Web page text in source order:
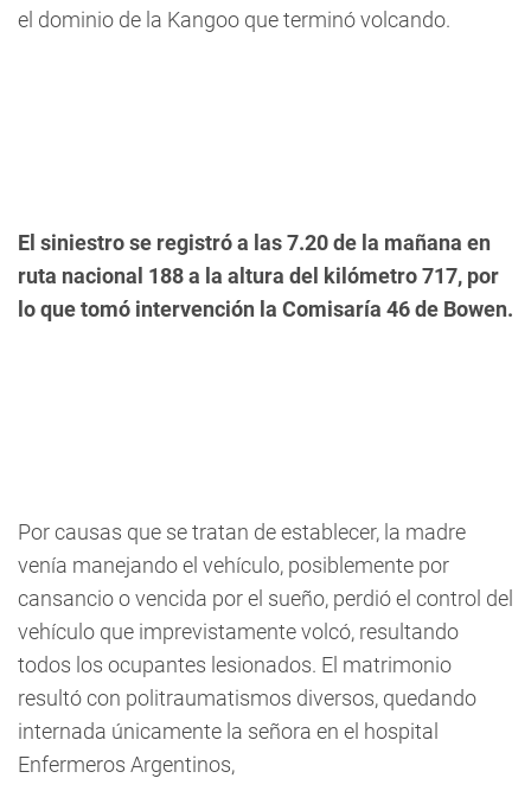
el dominio de la Kangoo que terminó volcando.
El siniestro se registró a las 7.20 de la mañana en
ruta nacional 188 a la altura del kilómetro 717, por
lo que tomó intervención la Comisaría 46 de Bowen.
Por causas que se tratan de establecer, la madre
venía manejando el vehículo, posiblemente por
cansancio o vencida por el sueño, perdió el control del
vehículo que imprevistamente volcó, resultando
todos los ocupantes lesionados. El matrimonio
resultó con politraumatismos diversos, quedando
internada únicamente la señora en el hospital
Enfermeros Argentinos,